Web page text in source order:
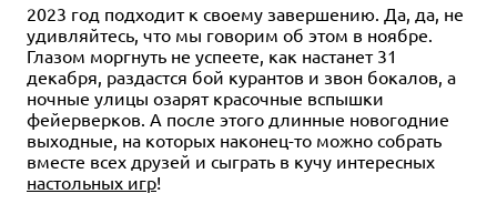
2023 год подходит к своему завершению. Да, да, не
удивляйтесь, что мы говорим об этом в ноябре.
Глазом моргнуть не успеете, как настанет 31
декабря, раздастся бой курантов и звон бокалов, а
ночные улицы озарят красочные вспышки
фейерверков. А после этого длинные новогодние
выходные, на которых наконец-то можно собрать
вместе всех друзей и сыграть в кучу интересных
настольных игр!